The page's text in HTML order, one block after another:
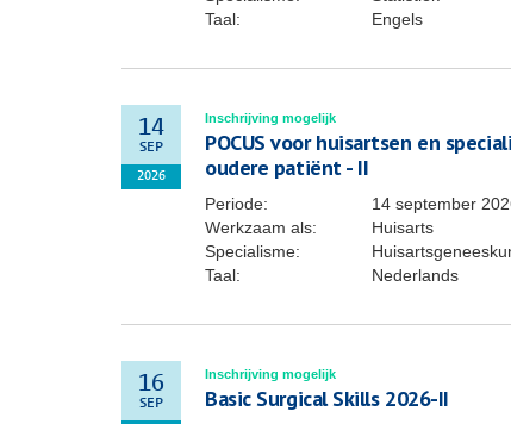
Taal:
Engels
14
SEP
2026
Inschrijving mogelijk
POCUS voor huisartsen en
oudere patiënt - II
Periode:
14 september
Werkzaam als:
Huisarts
Specialisme:
Taal:
Nederlands
16
SEP
Inschrijving mogelijk
Basic Surgical Skills 2026-II